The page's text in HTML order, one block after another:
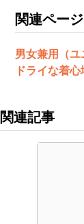
関連ページ
男女兼用（
ドライな着
関連記事